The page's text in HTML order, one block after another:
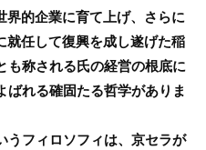
的企業に育て上げ、さらに
就任して復興を成し遂げた稲
も称される氏の経営の根底に
ばれる確固たる哲学がありま
うフィロソフィは、京セラが